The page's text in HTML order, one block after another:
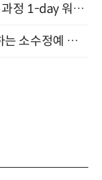
UX 기획·DESIGN.md 설계·AI 구현 전 과정 1-day 워크숍 with Claude Code·Codex 9월 15일 개최
글로벌 트렌드를 읽고, 내 역할을 가늠하는 소수정예 실습 워크숍 (8/28)